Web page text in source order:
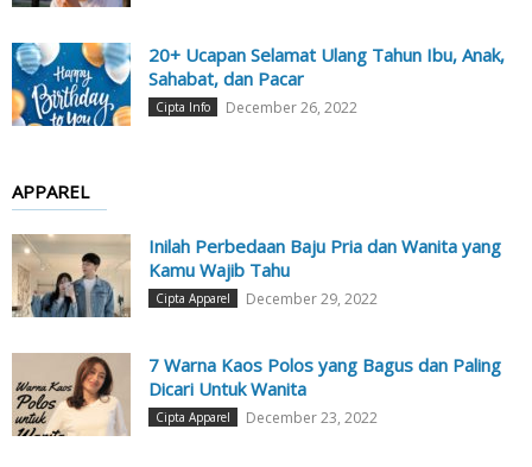
20+ Ucapan Selamat Ulang Tahun Ibu, Anak,
Sahabat, dan Pacar
Cipta Info December 26, 2022
APPAREL
Inilah Perbedaan Baju Pria dan Wanita yang
Kamu Wajib Tahu
Cipta Apparel December 29, 2022
7 Warna Kaos Polos yang Bagus dan Paling
Dicari Untuk Wanita
Cipta Apparel December 23, 2022